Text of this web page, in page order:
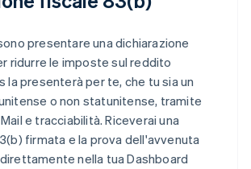
presentare una dichiarazione
ridurre le imposte sul reddito
la presenterà per te, che tu sia un
o non statunitense, tramite
e tracciabilità. Riceverai una
firmata e la prova dell'avvenuta
nella tua Dashboard